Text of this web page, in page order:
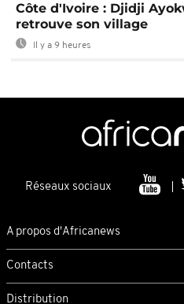
Côte d'Ivoire : Djidji
retrouve son village
Il y a 9 heures
Réseaux sociaux
A propos d'Africanews
Contacts
Distribution